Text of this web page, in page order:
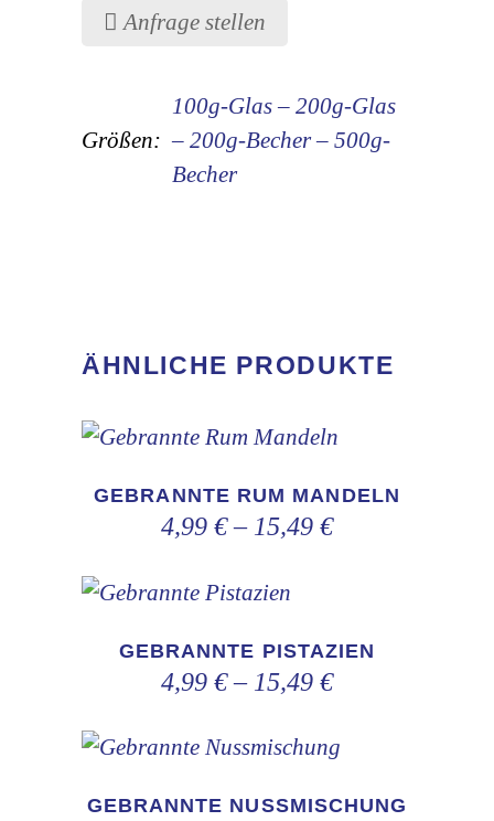
Anfrage stellen
Größen:
100g-Glas – 200g-Glas
– 200g-Becher – 500g-
Becher
ÄHNLICHE PRODUKTE
Dieses
Produkt
weist
Varianten
Die
Optionen
auf
der
GEBRANNTE RUM MANDELN
4,99 €– 15,49 €
Dieses
Produkt
weist
Varianten
Die
GEBRANNTE PISTAZIEN
4,99 €– 15,49 €
Dieses
Produkt
GEBRANNTE NUSSMISCHUNG